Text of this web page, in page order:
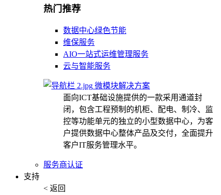
热门推荐
数据中心绿色节能
维保服务
AIO一站式运维管理服务
云与智能服务
微模块解决方案
面向ICT基础设施提供的一款采用通道封
闭，包含工程预制的机柜、配电、制冷、监
控等功能单元的独立的小型数据中心，为客
户提供数据中心整体产品及交付，全面提升
客户IT服务管理水平。
服务商认证
支持
< 返回